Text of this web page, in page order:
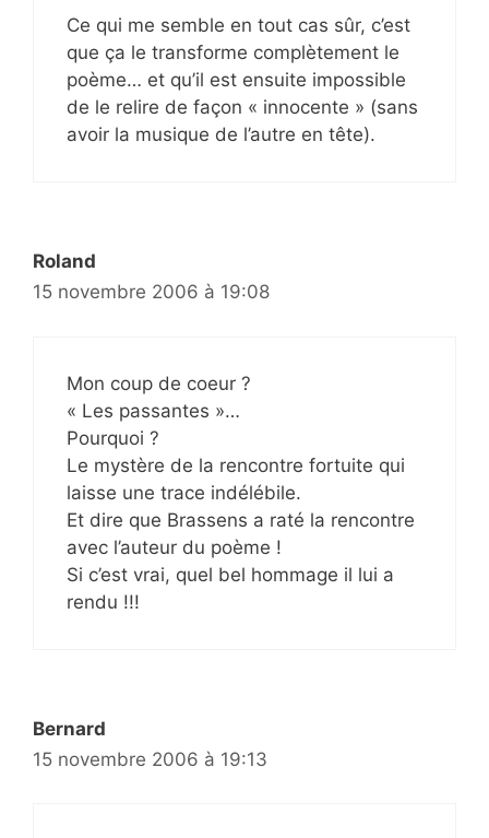
Ce qui me semble en tout cas sûr, c’est
que ça le transforme complètement le
poème… et qu’il est ensuite impossible
de le relire de façon « innocente » (sans
avoir la musique de l’autre en tête).
Roland
15 novembre 2006 à 19:08
Mon coup de coeur ?
« Les passantes »…
Pourquoi ?
Le mystère de la rencontre fortuite qui
laisse une trace indélébile.
Et dire que Brassens a raté la rencontre
avec l’auteur du poème !
Si c’est vrai, quel bel hommage il lui a
rendu !!!
Bernard
15 novembre 2006 à 19:13